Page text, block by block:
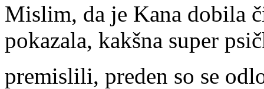
Mislim, da je Kana dobila
pokazala, kakšna super
premislili, preden so se